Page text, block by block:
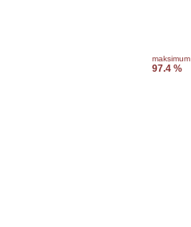
maksimum
97.4 %